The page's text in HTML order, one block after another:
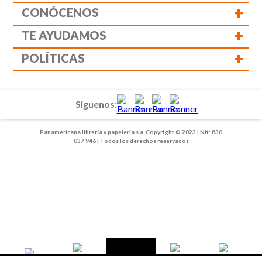
CONÓCENOS +
TE AYUDAMOS +
POLÍTICAS +
Panamericana librería y papelería s.a. Copyright © 2023 | Nit: 830
037 946 | Todos los derechos reservados
Siguenos: